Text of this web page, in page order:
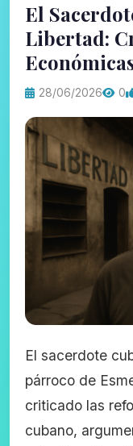
El
Libertad:
28/06/2026 0
El sacerdote
párroco de
criticado las
cubano,